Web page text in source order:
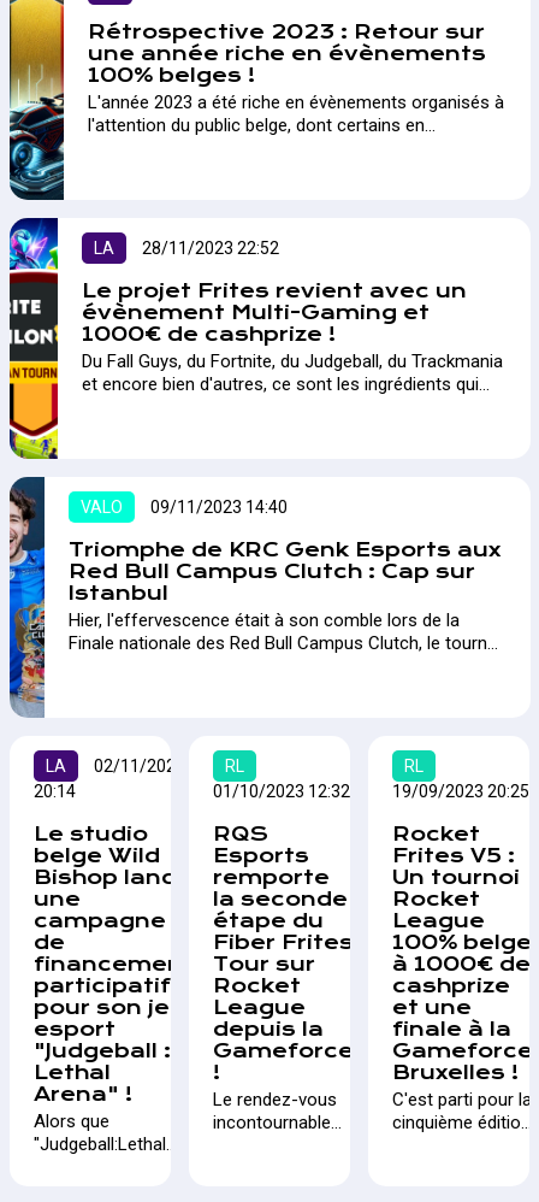
Rétrospective 2023 : Retour sur
une année riche en évènements
100% belges !
L'année 2023 a été riche en évènements organisés à
l'attention du public belge, dont certains en
LA 28/11/2023 22:52
Le projet Frites revient avec un
évènement Multi-Gaming et
1000€ de cashprize !
Du Fall Guys, du Fortnite, du Judgeball, du Trackmania
et encore bien d'autres, ce sont les ingrédients qui
VALO 09/11/2023 14:40
Triomphe de KRC Genk Esports aux
Red Bull Campus Clutch : Cap sur
Istanbul
Hier, l'effervescence était à son comble lors de la
Finale nationale des Red Bull Campus Clutch, le tournoi
mondiale à Istanbul.…
LA
02/11/2023
20:14
Le studio
belge Wild
Bishop lance
une
campagne
de
financement
participatif
pour son jeu
esport
"Judgeball :
Lethal
Arena" !
Alors que
"Judgeball:Lethal
RL
01/10/2023 12:32
RQS
Esports
remporte
la seconde
étape du
Fiber Frites
Tour sur
Rocket
League
depuis la
Gameforce
!
Le rendez-vous
incontournable
RL
19/09/2023 20:25
Rocket
Frites V5 :
Un tournoi
Rocket
League
100% belge
à 1000€ de
cashprize
et une
finale à la
Gameforce
Bruxelles !
C'est parti pour la
cinquième édition